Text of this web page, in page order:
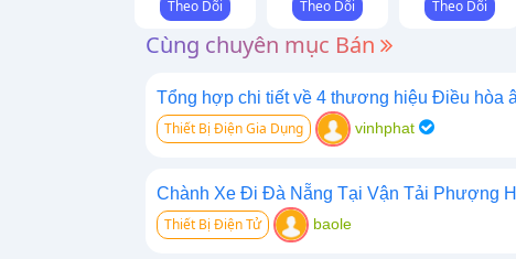
Cùng chuyên mục Bán
Tổng hợp chi tiết về 4 thương hiệu Điều hòa
Thiết Bị Điện Gia Dụng vinhphat
Chành Xe Đi Đà Nẵng Tại Vận Tải Phượng
Thiết Bị Điện Tử baole